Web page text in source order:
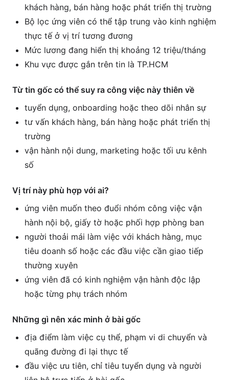
khách hàng, bán hàng hoặc phát triển thị trường
Bộ lọc ứng viên có thể tập trung vào kinh nghiệm
thực tế ở vị trí tương đương
Mức lương đang hiển thị khoảng 12 triệu/tháng
Khu vực được gắn trên tin là TP.HCM
Từ tin gốc có thể suy ra công việc này thiên về
tuyển dụng, onboarding hoặc theo dõi nhân sự
tư vấn khách hàng, bán hàng hoặc phát triển thị
trường
vận hành nội dung, marketing hoặc tối ưu kênh
số
Vị trí này phù hợp với ai?
ứng viên muốn theo đuổi nhóm công việc vận
hành nội bộ, giấy tờ hoặc phối hợp phòng ban
người thoải mái làm việc với khách hàng, mục
tiêu doanh số hoặc các đầu việc cần giao tiếp
thường xuyên
ứng viên đã có kinh nghiệm vận hành độc lập
hoặc từng phụ trách nhóm
Những gì nên xác minh ở bài gốc
địa điểm làm việc cụ thể, phạm vi di chuyển và
quãng đường đi lại thực tế
đầu việc ưu tiên, chỉ tiêu tuyển dụng và người